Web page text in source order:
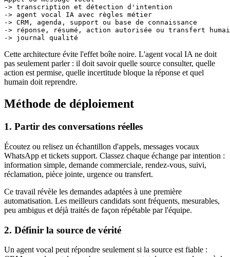
-> transcription et détection d'intention
-> agent vocal IA avec règles métier
-> CRM, agenda, support ou base de connaissance
-> réponse, résumé, action autorisée ou transfert
Cette architecture évite l'effet boîte noire. L'agent vocal IA ne doit
pas seulement parler : il doit savoir quelle source consulter, quelle
action est permise, quelle incertitude bloque la réponse et quel
humain doit reprendre.
Méthode de déploiement
1. Partir des conversations réelles
Écoutez ou relisez un échantillon d'appels, messages vocaux
WhatsApp et tickets support. Classez chaque échange par intention :
information simple, demande commerciale, rendez-vous, suivi,
réclamation, pièce jointe, urgence ou transfert.
Ce travail révèle les demandes adaptées à une première
automatisation. Les meilleurs candidats sont fréquents, mesurables,
peu ambigus et déjà traités de façon répétable par l'équipe.
2. Définir la source de vérité
Un agent vocal peut répondre seulement si la source est fiable :